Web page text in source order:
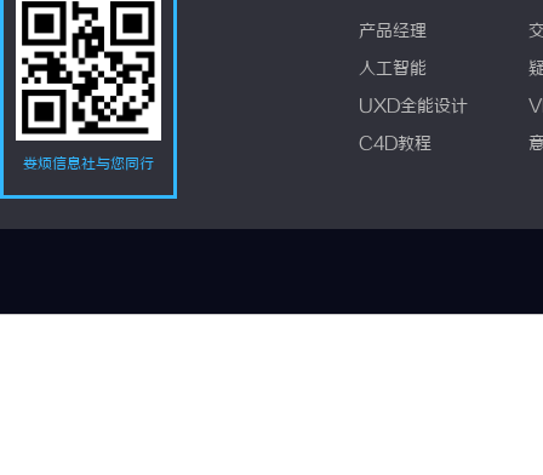
娄烦信息社与您同行
产品经理
人工智能
UXD全能设计
C4D教程